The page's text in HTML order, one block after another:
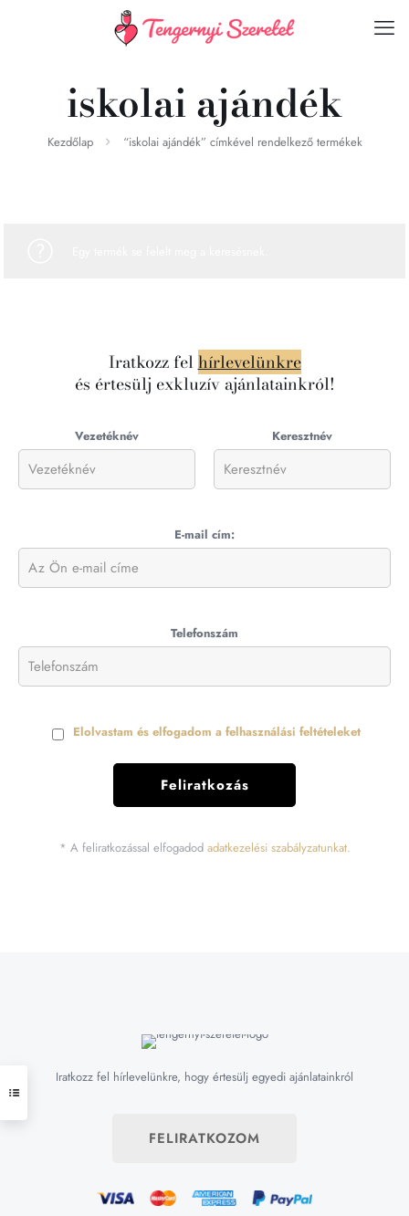
iskolai ajándék
Kezdőlap “iskolai ajándék” címkével rendelkező termékek
Iratkozz felhírlevelünkre
és értesülj exkluzív ajánlatainkról!
Vezetéknév Keresztnév
E-mail cím:
Telefonszám
Elolvastam és elfogadom a felhasználási feltételeket
* A feliratkozással elfogadod adatkezelési szabályzatunkat.
Iratkozz fel hírlevelünkre, hogy értesülj egyedi ajánlatainkról
FELIRATKOZOM